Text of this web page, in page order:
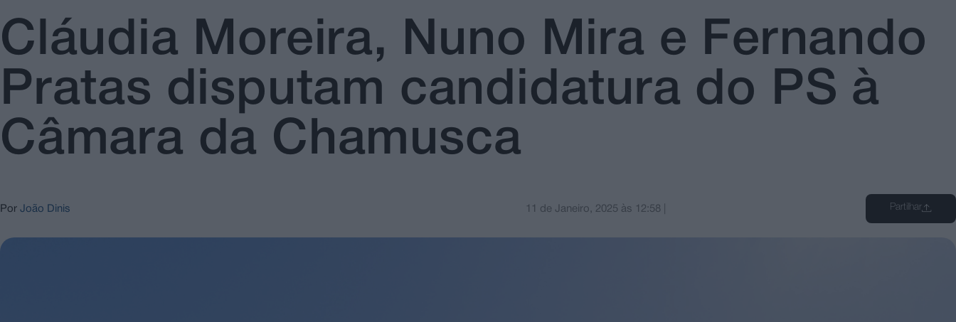
Cláudia Moreira, Nuno Mira e Fernando
Pratas disputam candidatura do PS à
Câmara da Chamusca
Por João Dinis 11 de Janeiro, 2025 às 12:58 Partilhar